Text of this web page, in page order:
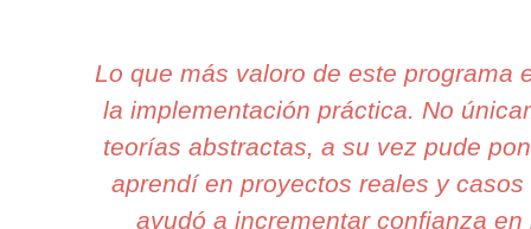
Lo que más valoro de este programa
la implementación práctica. No
teorías abstractas, a su vez pude
aprendí en proyectos reales y
ayudó a incrementar confianza